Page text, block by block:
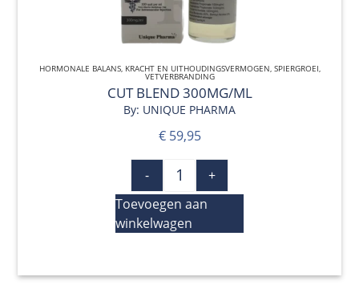
QUICK VIEW
HORMONALE BALANS, KRACHT EN UITHOUDINGSVERMOGEN SPIERGROEI
VETVERBRANDING
CUT BLEND 300MG/ML
By: UNIQUE PHARMA
€59,95
-
+
Toevoegen aan
winkelwagen